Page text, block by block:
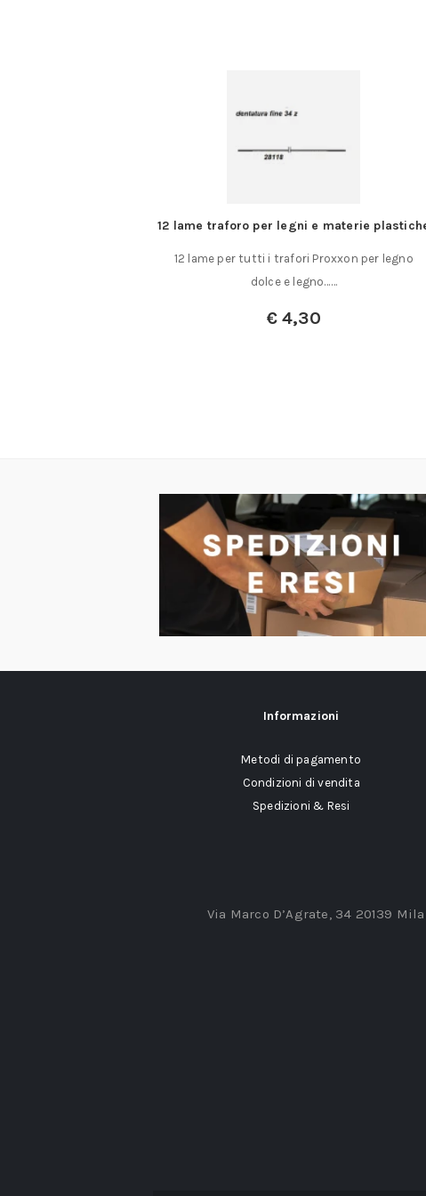
12 lame traforo per legni e materie
12 lame per tutti i trafori Proxxon per legno
dolce e legno……
€4,30
Informazioni
Metodi di pagamento
Condizioni di vendita
Spedizioni & Resi
Via Marco D’Agrate, 34 20139